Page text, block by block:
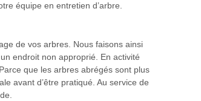
équipe en entretien d’arbre.
de vos arbres. Nous faisons ainsi
endroit non approprié. En activité
que les arbres abrégés sont plus
avant d’être pratiqué. Au service de